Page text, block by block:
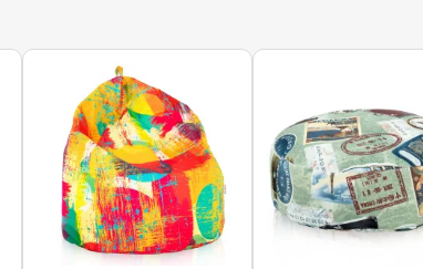
Tappeto da
antiscivolo,
11,90 €